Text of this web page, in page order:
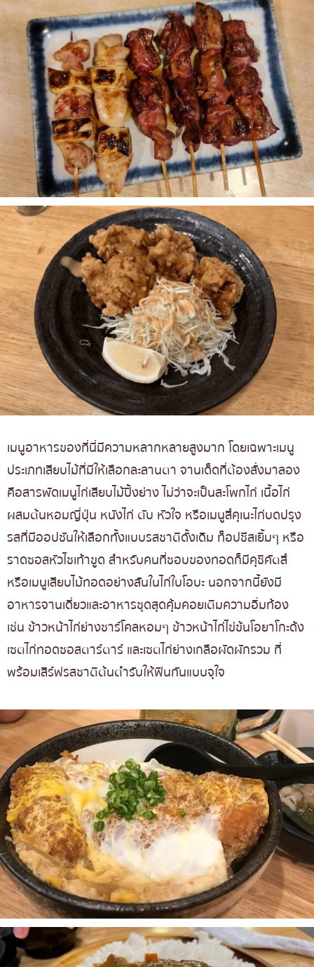
เมนูอาหารของที่นี่มีความหลากหลายสูงมาก โดยเฉพาะเมนู
ประเภทเสียบไม้ที่มีให้เลือกละลานตา จานเด็ดที่ต้องสั่งมาลอง
คือสารพัดเมนูไก่เสียบไม้ปิ้งย่าง ไม่ว่าจะเป็นสะโพกไก่ เนื้อไก่
ผสมต้นหอมญี่ปุ่น หนังไก่ ตับ หัวใจ หรือเมนูสึคุเนะไก่บดปรุง
รสที่มีออปชันให้เลือกทั้งแบบรสชาติดั้งเดิม ท็อปชีสเยิ้มๆ หรือ
ราดซอสหัวไชเท้าขูด สำหรับคนที่ชอบของทอดก็มีคุชิคัตสึ
หรือเมนูเสียบไม้ทอดอย่างสันในไก่ใบโอบะ นอกจากนี้ยังมี
อาหารจานเดี่ยวและอาหารชุดสุดคุ้มคอยเติมความอิ่มท้อง
เช่น ข้าวหน้าไก่ย่างชาร์โคลหอมๆ ข้าวหน้าไก่ไข่ข้นโอยาโกะด้ง
เซตไก่ทอดซอสตาร์ตาร์ และเซตไก่ย่างเกลือผัดผักรวม ที่
พร้อมเสิร์ฟรสชาติต้นตำรับให้ฟินกันแบบจุใจ